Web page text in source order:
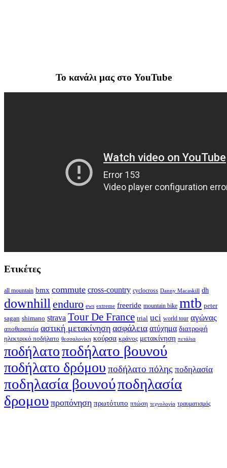
To κανάλι μας στο YouTube
Ετικέτες
all mountain bmx commute cross-country cyclocross Danny Macaskill dh
downhillenduro ews extreme freeride mountain bike mtb peter
sagan shimano strava Tour De France trial uci world tour αγώνας
αποθεραπεία αστική μετακίνηση ασφάλεια ατύχημα διατροφή
ηλεκτρικό ποδήλατο θεσσαλονίκη κούρσα κράνος μετακίνηση πετάλια
ποδήλατοποδήλατο βουνού
ποδήλατο δρόμου ποδήλατο πόλης ποδηλασία
ποδηλασία βουνούποδηλασία
δρομου προπόνηση πρωτότυπο πτώση τεχνολογία τραυματισμός